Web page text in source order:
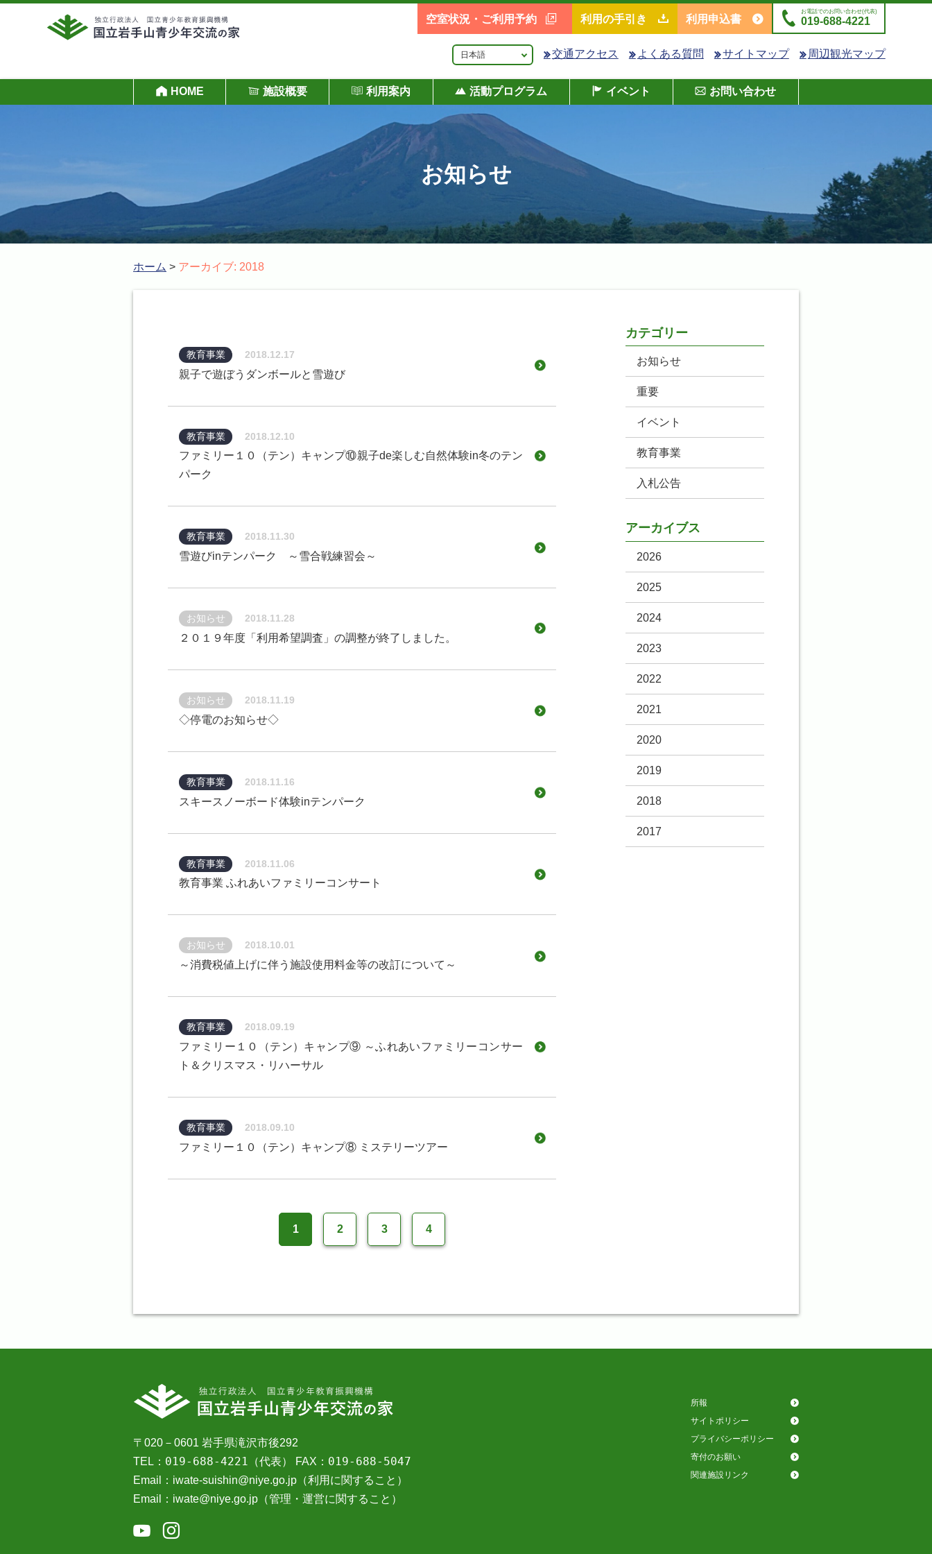
空室状況・ご利用予約 利用の手引き 利用申込書
お電話でのお問い合わせ(代表)
019-688-4221
交通アクセス よくある質問 サイトマップ 周辺観光マップ
HOME 施設概要 利用案内 活動プログラム イベント お問い合わせ
お知らせ
ホーム > アーカイブ: 2018
教育事業 2018.12.17
親子で遊ぼうダンボールと雪遊び
教育事業 2018.12.10
ファミリー１０（テン）キャンプ⑩親子de楽しむ自然体験in冬のテン
パーク
教育事業 2018.11.30
雪遊びinテンパーク ～雪合戦練習会～
お知らせ 2018.11.28
２０１９年度「利用希望調査」の調整が終了しました。
お知らせ 2018.11.19
◇停電のお知らせ◇
教育事業 2018.11.16
スキースノーボード体験inテンパーク
教育事業 2018.11.06
教育事業 ふれあいファミリーコンサート
お知らせ 2018.10.01
～消費税値上げに伴う施設使用料金等の改訂について～
教育事業 2018.09.19
ファミリー１０（テン）キャンプ⑨ ～ふれあいファミリーコンサー
ト＆クリスマス・リハーサル
教育事業 2018.09.10
ファミリー１０（テン）キャンプ⑧ ミステリーツアー
1 2 3 4
カテゴリー
お知らせ
重要
イベント
教育事業
入札公告
アーカイブス
2026
2025
2024
2023
2022
2021
2020
2019
2018
2017
〒020－0601 岩手県滝沢市後292
TEL： 019-688-4221 （代表） FAX： 019-688-5047
Email：iwate-suishin@niye.go.jp（利用に関すること）
Email：iwate@niye.go.jp（管理・運営に関すること）
所報
サイトポリシー
プライバシーポリシー
寄付のお願い
関連施設リンク